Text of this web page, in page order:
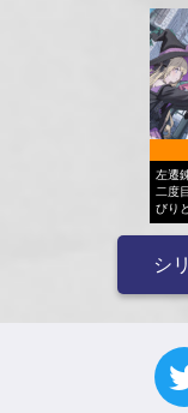
左遷
二度
びり
シ